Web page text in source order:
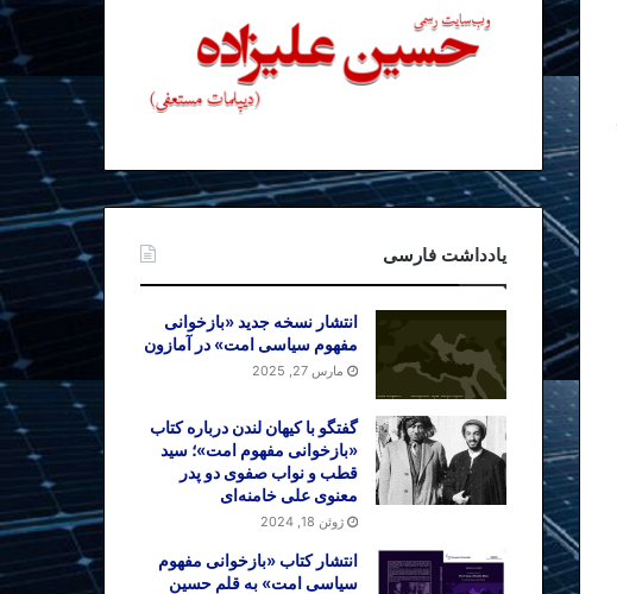
یادداشت فارسی
انتشار نسخه جدید «بازخوانی
مفهوم سیاسی امت» در آمازون
مارس 27, 2025
گفتگو با کیهان لندن درباره کتاب
«بازخوانی مفهوم امت»؛ سید
قطب و نواب صفوی دو پدر
معنوی علی خامنه‌ای
ژوئن 18, 2024
انتشار کتاب «بازخوانی مفهوم
سیاسی امت» به قلم حسین